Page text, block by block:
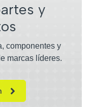
y
componentes y
marcas líderes.